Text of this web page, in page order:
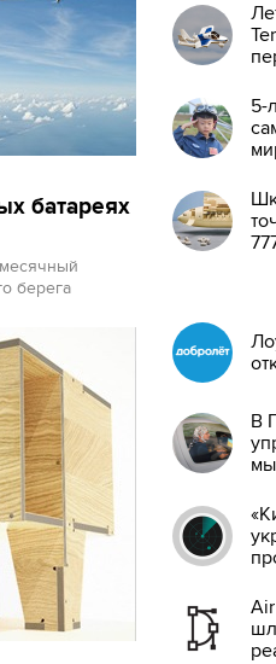
батареях
берега
5-
В